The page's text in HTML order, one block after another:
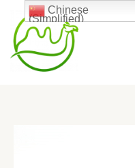
Chinese
(Simplified)